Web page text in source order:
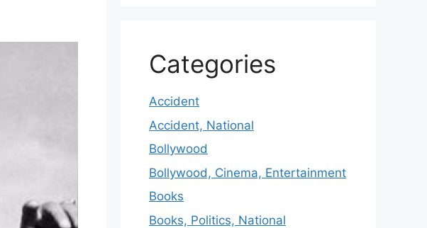
Categories
Accident
Accident, National
Bollywood
Bollywood, Cinema, Entertainment
Books
Books, Politics, National